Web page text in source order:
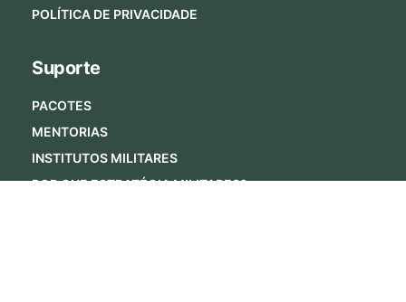
POLÍTICA DE PRIVACIDADE
Suporte
PACOTES
MENTORIAS
INSTITUTOS MILITARES
POR QUE ESTRATÉGIA MILITARES?